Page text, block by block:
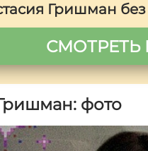
Гришман
СМОТРЕТЬ
фото